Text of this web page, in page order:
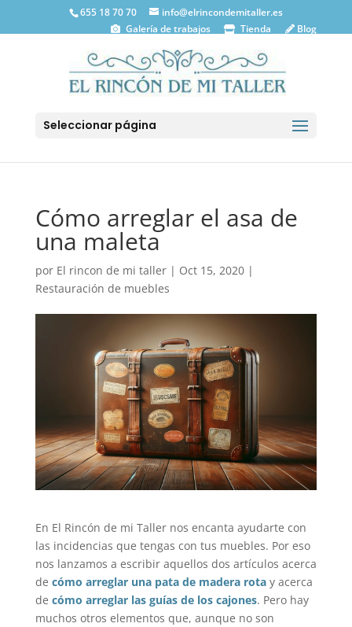
655 18 70 70
info@elrincondemitaller.es
Galería de trabajos
Tienda Blog
Seleccionar página
Cómo arreglar el asa de
una maleta
por El rincon de mi taller| Oct 15, 2020|
Restauración de muebles
En El Rincón de mi Taller nos encanta ayudarte con
las incidencias que tengas con tus muebles. Por eso
nos lanzamos a escribir aquellos dos artículos acerca
de cómo arreglar una pata de madera rotay acerca
de cómo arreglar las guías de los cajones. Pero hay
muchos otros elementos que, aunque no son